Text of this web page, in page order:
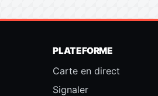
PLATEFORME
Carte en direct
Signaler